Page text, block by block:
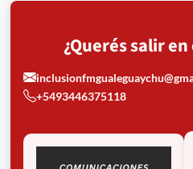
¿Querés salir
+5493446375118